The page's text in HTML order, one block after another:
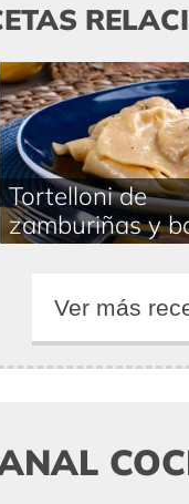
Tortelloni de
zamburiñas y
Ver más